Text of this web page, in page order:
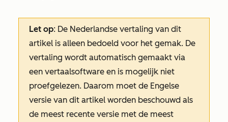
Let op: De Nederlandse vertaling van dit
artikel is alleen bedoeld voor het gemak. De
vertaling wordt automatisch gemaakt via
een vertaalsoftware en is mogelijk niet
proefgelezen. Daarom moet de Engelse
versie van dit artikel worden beschouwd als
de meest recente versie met de meest